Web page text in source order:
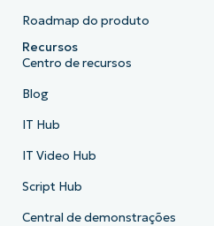
Roadmap do produto
Recursos
Centro de recursos
Blog
IT Hub
IT Video Hub
Script Hub
Central de demonstrações